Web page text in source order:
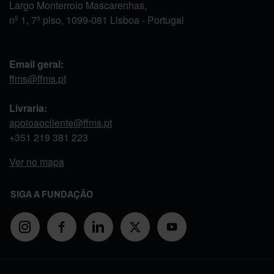
Largo Monterroio Mascarenhas,
nº 1, 7º piso, 1099-081 Lisboa - Portugal
Email geral:
ffms@ffms.pt
Livraria:
apoioaocliente@ffms.pt
+351 219 381 223
Ver no mapa
SIGA A FUNDAÇÃO